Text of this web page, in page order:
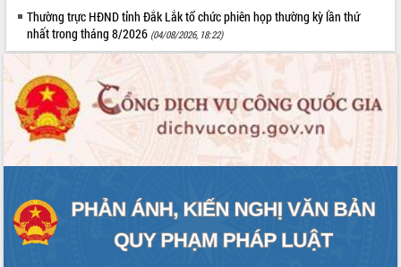
Thường trực HĐND tỉnh Đắk Lắk tổ chức phiên họp thường kỳ lần thứ
nhất trong tháng 8/2026 (04/08/2026, 18:22)